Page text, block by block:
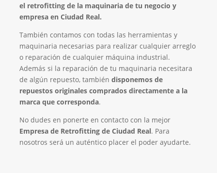
el retrofitting de la maquinaria de tu negocio y
empresa en Ciudad Real.
También contamos con todas las herramientas y
maquinaria necesarias para realizar cualquier arreglo
o reparación de cualquier máquina industrial.
Además si la reparación de tu maquinaria necesitara
de algún repuesto, también disponemos de
repuestos originales comprados directamente a la
marca que corresponda.
No dudes en ponerte en contacto con la mejor
Empresa de Retrofitting de Ciudad Real. Para
nosotros será un auténtico placer el poder ayudarte.